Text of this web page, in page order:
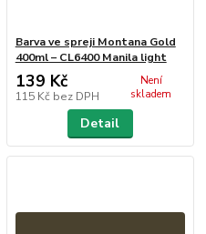
Barva ve spreji Montana Gold
400ml – CL6400 Manila light
139 Kč
115 Kč bez DPH
Není
skladem
Detail